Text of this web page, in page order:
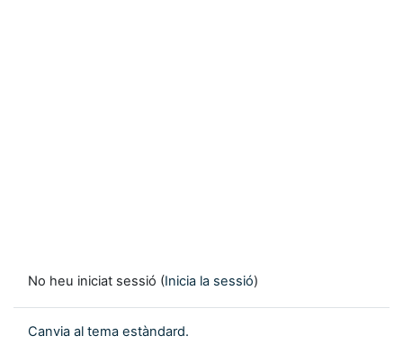
No heu iniciat sessió (Inicia la sessió)
Canvia al tema estàndard.